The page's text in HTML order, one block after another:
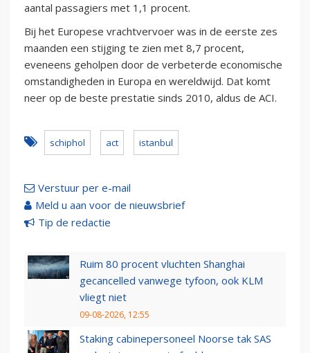
aantal passagiers met 1,1 procent.
Bij het Europese vrachtvervoer was in de eerste zes
maanden een stijging te zien met 8,7 procent,
eveneens geholpen door de verbeterde economische
omstandigheden in Europa en wereldwijd. Dat komt
neer op de beste prestatie sinds 2010, aldus de ACI.
schiphol act istanbul
Verstuur per e-mail
Meld u aan voor de nieuwsbrief
Tip de redactie
Ruim 80 procent vluchten Shanghai
gecancelled vanwege tyfoon, ook KLM
vliegt niet
09-08-2026, 12:55
Staking cabinepersoneel Noorse tak SAS